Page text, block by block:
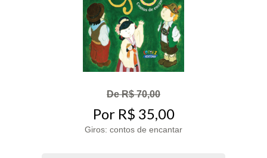
De R$ 70,00
Por R$ 35,00
Giros: contos de encantar